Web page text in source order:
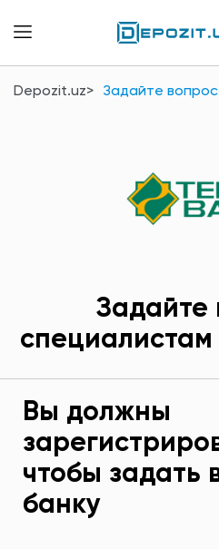
Depozit.uz Задайте
Задайте
специалистам
Вы должны
чтобы задать
банку